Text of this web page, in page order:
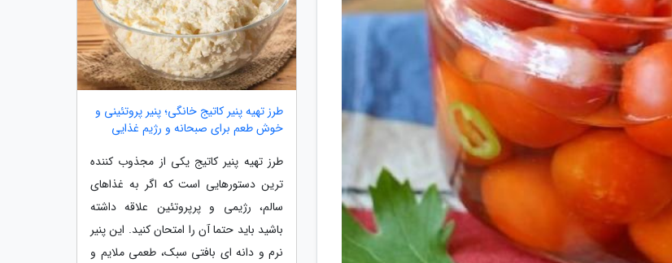
طرز تهیه پنیر کاتیج خانگی؛ پنیر پروتئینی و
خوش طعم برای صبحانه و رژیم غذایی
طرز تهیه پنیر کاتیج یکی از مجذوب کننده
ترین دستورهایی است که اگر به غذاهای
سالم، رژیمی و پرپروتئین علاقه داشته
باشید باید حتما آن را امتحان کنید. این پنیر
نرم و دانه ای بافتی سبک، طعمی ملایم و